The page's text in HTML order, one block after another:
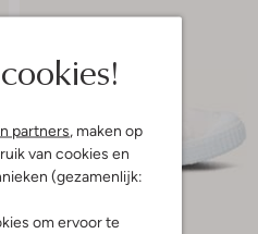
partners, maken op
van cookies en
(gezamenlijk:
om ervoor te
-50%